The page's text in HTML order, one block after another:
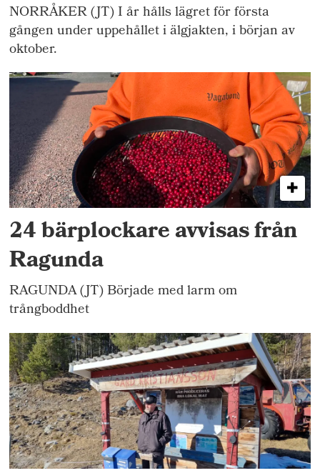
NORRÅKER (JT) I år hålls lägret för första
gången under uppehållet i älgjakten, i början av
oktober.
24 bärplockare avvisas från
Ragunda
RAGUNDA (JT) Började med larm om
trångboddhet